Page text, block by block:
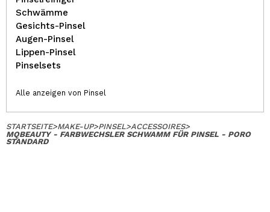
Schwämme
Gesichts-Pinsel
Augen-Pinsel
Lippen-Pinsel
Pinselsets
Alle anzeigen von Pinsel
STARTSEITE>MAKE-UP>PINSEL>ACCESSOIRES>
MQBEAUTY - FARBWECHSLER SCHWAMM FÜR PINSEL - PORO
STANDARD